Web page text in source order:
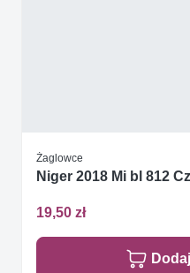
Żaglowce
Niger 2018 Mi bl 812
19,50 zł